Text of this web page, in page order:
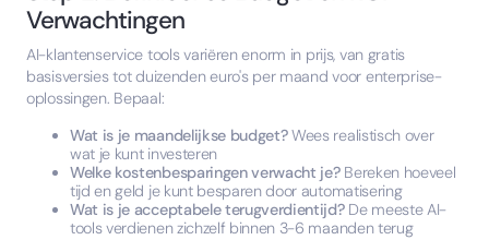
Verwachtingen
AI-klantenservice tools variëren enorm in prijs, van gratis
basisversies tot duizenden euro's per maand voor enterprise-
oplossingen. Bepaal:
Wat is je maandelijkse budget?Wees realistisch over
wat je kunt investeren
Welke kostenbesparingen verwacht je?Bereken hoeveel
tijd en geld je kunt besparen door automatisering
Wat is je acceptabele terugverdientijd?De meeste AI-
tools verdienen zichzelf binnen 3-6 maanden terug